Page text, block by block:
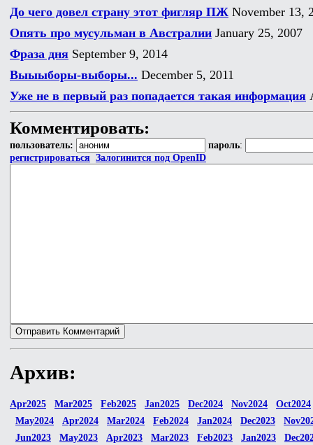
До чего довел страну этот фигляр ПЖ November 13,
Опять про мусульман в Австралии January 25, 2007
Фраза дня September 9, 2014
Выыыборы-выборы... December 5, 2011
Уже не в первый раз попадается такая информация
Комментировать:
пользователь: пароль:
регистрироваться Залогинится под OpenID
Архив:
Apr2025 Mar2025 Feb2025 Jan2025 Dec2024 Nov2024
Oct2024
May2024
Apr2024 Mar2024 Feb2024 Jan2024 Dec2023
Jun2023
May2023 Apr2023 Mar2023 Feb2023 Jan2023